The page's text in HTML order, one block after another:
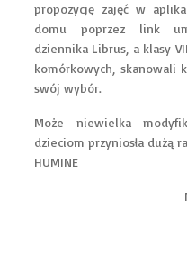
propozycję zajęć w
domu poprzez link
dziennika Librus, a klasy
komórkowych, skanowali
swój wybór.
Może niewielka
dzieciom przyniosła dużą
HUMINE